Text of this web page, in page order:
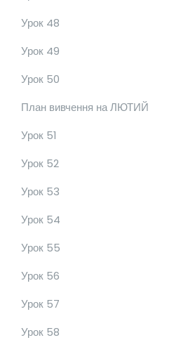
Урок 48
Урок 49
Урок 50
План вивчення на ЛЮТИЙ
Урок 51
Урок 52
Урок 53
Урок 54
Урок 55
Урок 56
Урок 57
Урок 58